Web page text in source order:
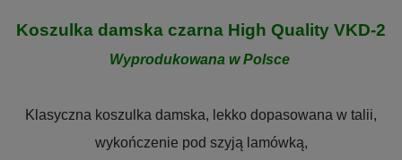
Koszulka damska czarna High Quality VKD-2
Wyprodukowana w Polsce
Klasyczna koszulka damska, lekko dopasowana w talii,
wykończenie pod szyją lamówką,